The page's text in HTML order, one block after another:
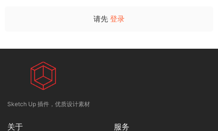
请先 登录
Sketch Up 插件，优质设计素材
关于 服务